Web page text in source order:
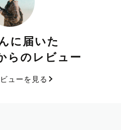
に届いた
らのレビュー
ューを見る